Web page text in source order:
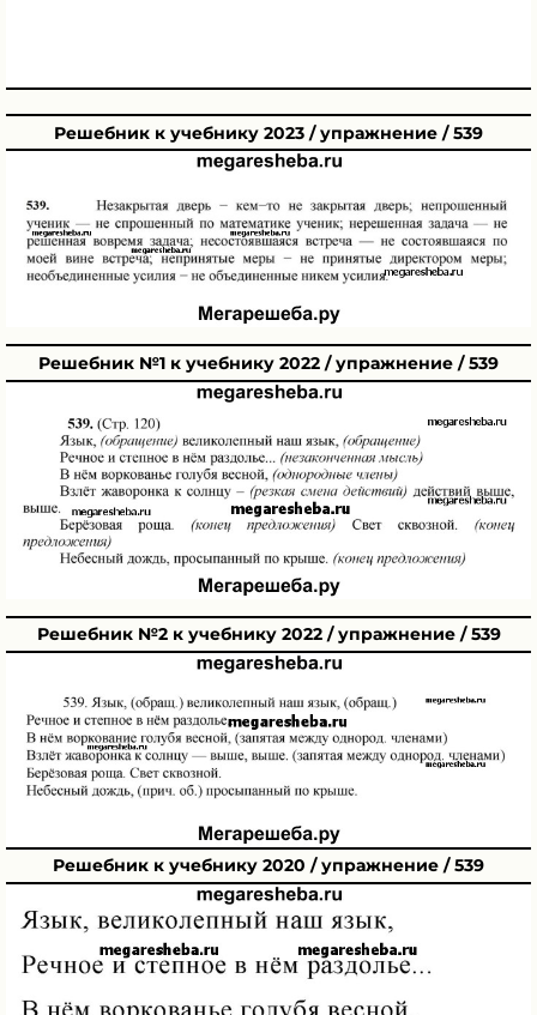
Решебник к учебнику 2023 / упражнение / 539
Решебник №1 к учебнику 2022 / упражнение / 539
Решебник №2 к учебнику 2022 / упражнение / 539
Решебник к учебнику 2020 / упражнение / 539